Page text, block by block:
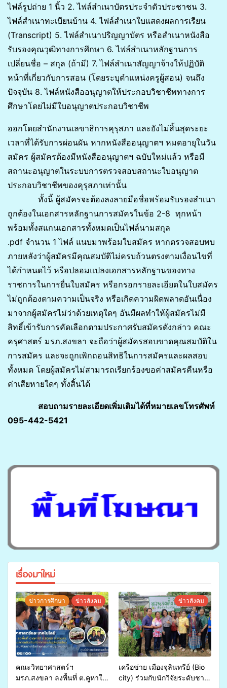
ไฟล์รูปถ่าย 1 นิ้ว 2. ไฟล์สำเนาบัตรประจำตัวประชาชน 3.
ไฟล์สำเนาทะเบียนบ้าน 4. ไฟล์สำเนาใบแสดงผลการเรียน
(Transcript) 5. ไฟล์สำเนาปริญญาบัตร หรือสำเนาหนังสือ
รับรองคุณวุฒิทางการศึกษา 6. ไฟล์สำเนาหลักฐานการ
เปลี่ยนชื่อ – สกุล (ถ้ามี) 7. ไฟล์สำเนาสัญญาจ้างให้ปฏิบัติ
หน้าที่เกี่ยวกับการสอน (โดยระบุตำแหน่งครูผู้สอน) จนถึง
ปัจจุบัน 8. ไฟล์หนังสืออนุญาตให้ประกอบวิชาชีพทางการ
ศึกษาโดยไม่มีใบอนุญาตประกอบวิชาชีพ
ออกโดยสำนักงานเลขาธิการคุรุสภา และยังไม่สิ้นสุดระยะ
เวลาที่ได้รับการผ่อนผัน หากหนังสืออนุญาตฯ หมดอายุในวัน
สมัคร ผู้สมัครต้องมีหนังสืออนุญาตฯ ฉบับใหม่แล้ว หรือมี
สถานะอนุญาตในระบบการตรวจสอบสถานะใบอนุญาต
ประกอบวิชาชีพของคุรุสภาเท่านั้น
ทั้งนี้ ผู้สมัครจะต้องลงลายมือชื่อพร้อมรับรองสำเนา
ถูกต้องในเอกสารหลักฐานการสมัครในข้อ 2-8 ทุกหน้า
พร้อมทั้งสแกนเอกสารทั้งหมดเป็นไฟล์นามสกุล
.pdf จำนวน 1 ไฟล์ แนบมาพร้อมใบสมัคร หากตรวจสอบพบ
ภายหลังว่าผู้สมัครมีคุณสมบัติไม่ครบถ้วนตรงตามเงื่อนไขที่
ได้กำหนดไว้ หรือปลอมแปลงเอกสารหลักฐานของทาง
ราชการในการยื่นใบสมัคร หรือกรอกรายละเอียดในใบสมัคร
ไม่ถูกต้องตามความเป็นจริง หรือเกิดความผิดพลาดอันเนื่อง
มาจากผู้สมัครไม่ว่าด้วยเหตุใดๆ อันมีผลทำให้ผู้สมัครไม่มี
สิทธิ์เข้ารับการคัดเลือกตามประกาศรับสมัครดังกล่าว คณะ
ครุศาสตร์ มรภ.สงขลา จะถือว่าผู้สมัครสอบขาดคุณสมบัติใน
การสมัคร และจะถูกเพิกถอนสิทธิในการสมัครและผลสอบ
ทั้งหมด โดยผู้สมัครไม่สามารถเรียกร้องขอค่าสมัครคืนหรือ
ค่าเสียหายใดๆ ทั้งสิ้นได้
สอบถามรายละเอียดเพิ่มเติมได้ที่หมายเลขโทรศัพท์
095-442-5421
เรื่องมาใหม่
ข่าวการศึกษา ข่าวสังคม
คณะวิทยาศาสตร์ฯ
มรภ.สงขลา ลงพื้นที่ ต.คูหาใต้
ข่าวสังคม
เครือข่าย เมืองจุลินทรีย์ (Bio
city) ร่วมกับนักวิจัยระดับชาติ